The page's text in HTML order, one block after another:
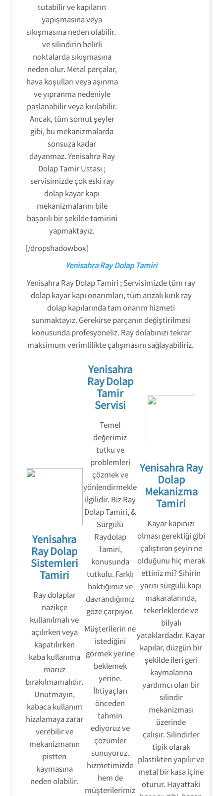
tutabilir ve kapıların
yapışmasına veya
sıkışmasına neden olabilir.
ve silindirin belirli
noktalarda sıkışmasına
neden olur. Metal parçalar,
hava koşulları veya aşınma
ve yıpranma nedeniyle
paslanabilir veya kırılabilir.
Ancak, tüm somut şeyler
gibi, bu mekanizmalarda
sonsuza kadar
dayanmaz. Yenisahra Ray
Dolap Tamir Ustası ;
servisimizde çok eski ray
dolap kayar kapı
mekanizmalarını bile
başarılı bir şekilde tamirini
yapmaktayız.
[/dropshadowbox]
Yenisahra Ray Dolap Tamiri
Yenisahra Ray Dolap Tamiri ; Servisimizde tüm ray
dolap kayar kapı onarımları, tüm arızalı kırık ray
dolap kapılarında tam onarım hizmeti
sunmaktayız. Gerekirse parçanın değiştirilmesi
konusunda profesyoneliz. Ray dolabınızı tekrar
maksimum verimlilikte çalışmasını sağlayabiliriz.
Yenisahra
Ray Dolap
Sistemleri
Tamiri
Ray dolaplar
nazikçe
kullanılmalı ve
açılırken veya
kapatılırken
kaba kullanıma
maruz
bırakılmamalıdır.
Unutmayın,
kabaca kullanım
hizalamaya zarar
verebilir ve
mekanizmanın
pistten
kaymasına
neden olabilir.
Yenisahra
Ray Dolap
Tamir
Servisi
Temel
değerimiz
tutku ve
problemleri
çözmek ve
yönlendirmekle
ilgilidir. Biz Ray
Dolap Tamiri, &
Sürgülü
Raydolap
Tamiri,
konusunda
tutkulu. Farklı
baktığımız ve
davrandığımız
göze çarpıyor.
Müşterilerin ne
istediğini
görmek yerine
beklemek
yerine.
İhtiyaçları
önceden
tahmin
ediyoruz ve
çözümler
sunuyoruz.
hizmetimizde
hem de
müşterilerimiz
Yenisahra Ray
Dolap
Mekanizma
Tamiri
Kayar kapınızı
olması gerektiği gibi
çalıştıran şeyin ne
olduğunu hiç merak
ettiniz mi? Sihirin
yarısı sürgülü kapı
makaralarında,
tekerleklerde ve
bilyalı
yataklardadır. Kayar
kapılar, düzgün bir
şekilde ileri geri
kaymalarına
yardımcı olan bir
silindir
mekanizması
üzerinde
çalışır. Silindirler
tipik olarak
plastikten yapılır ve
metal bir kasa içine
oturur. Hayattaki